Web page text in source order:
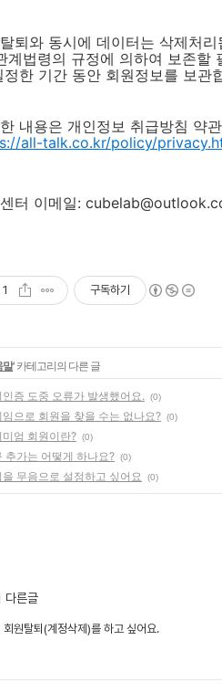
퇴와 동시에 데이터는 삭제처리
계법령의 규정에 의하여 보존할
정한 기간 동안 회원정보를 보관
내용은 개인정보 취급방침 약
all-talk.co.kr/policy/
터 이메일:
1 구독하기
말' 카테고리의 다른 글
인증 도중 오류가 발생했어요. (0)
임으로 회원을 찾을 수는 없나요? (0)
미엄 회원이란? (0)
추가는 어떻게 하나요? (0)
을 무음으로 설정하고 싶어요 (0)
다른글
회원탈퇴(계정삭제)를 하고 싶어요.